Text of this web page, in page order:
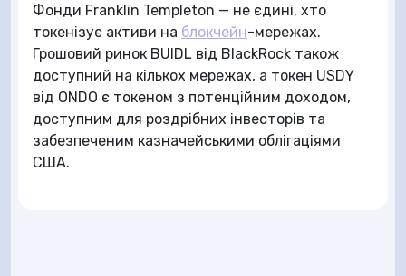
Фонди Franklin Templeton — не єдині, хто
токенізує активи на блокчейн-мережах.
Грошовий ринок BUIDL від BlackRock також
доступний на кількох мережах, а токен USDY
від ONDO є токеном з потенційним доходом,
доступним для роздрібних інвесторів та
забезпеченим казначейськими облігаціями
США.